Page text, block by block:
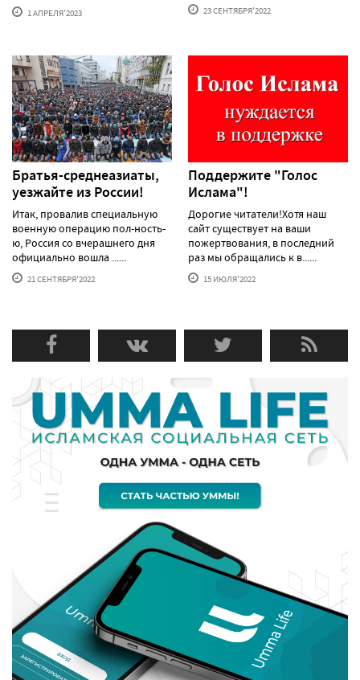
1 АПРЕЛЯ'2023 23 СЕНТЯБРЯ'2022
Братья-среднеазиаты,
уезжайте из России!
Итак, провалив специальную
военную операцию пол-ность-
ю, Россия со вчерашнего дня
официально вошла ......
21 СЕНТЯБРЯ'2022
Поддержите "Голос
Ислама"!
Дорогие читатели!Хотя наш
сайт существует на ваши
пожертвования, в последний
раз мы обращались к в......
15 ИЮЛЯ'2022